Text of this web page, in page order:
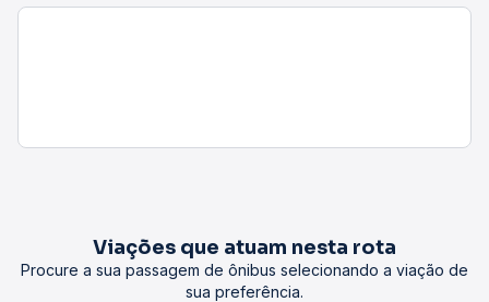
Viações que atuam nesta rota
Procure a sua passagem de ônibus selecionando a viação de
sua preferência.